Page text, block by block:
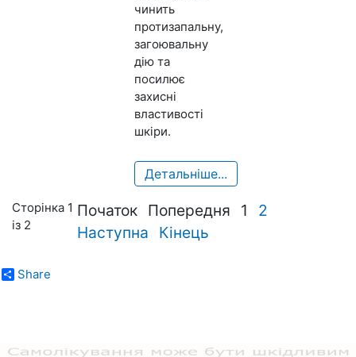
чинить
протизапальну,
загоювальну
дію та
посилює
захисні
властивості
шкіри.
Детальніше...
Сторінка 1
із 2
Початок Попередня 1
2
Наступна
Кінець
Share